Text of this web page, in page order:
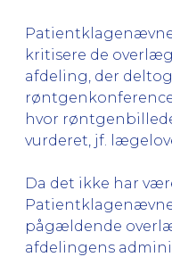
kritisere de
afdeling, der
røntgenkonference
hvor
vurderet, jf.
Da det ikke har
pågældende
afdelingens